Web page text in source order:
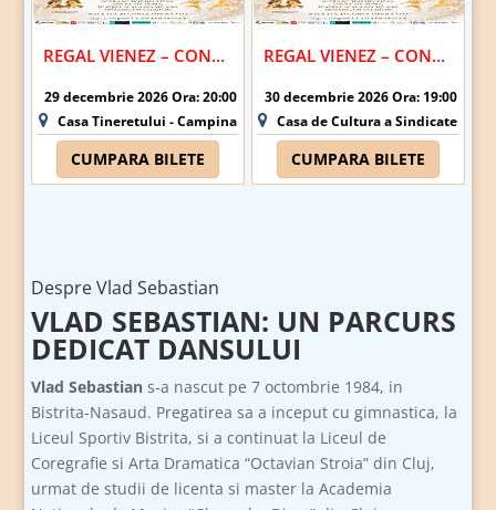
REGAL VIENEZ – CONCERT EXTRAORDINAR DE CRACIUN | CAMPINA
29 decembrie 2026 Ora: 20:00
Casa Tineretului - Campina
CUMPARA BILETE
REGAL VIENEZ – CONCERT EXTRAORDINAR DE CRACIUN | RAMNICU VALCEA
30 decembrie 2026 Ora: 19:00
Casa de Cultura a Sindicatelor
CUMPARA BILETE
Despre Vlad Sebastian
VLAD SEBASTIAN: UN PARCURS
DEDICAT DANSULUI
Vlad Sebastian s-a nascut pe 7 octombrie 1984, in
Bistrita-Nasaud. Pregatirea sa a inceput cu gimnastica, la
Liceul Sportiv Bistrita, si a continuat la Liceul de
Coregrafie si Arta Dramatica “Octavian Stroia” din Cluj,
urmat de studii de licenta si master la Academia